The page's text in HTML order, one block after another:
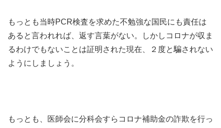
もっとも当時PCR検査を求めた不勉強な国民にも責任は
あると言われれば、返す言葉がない。しかしコロナが収ま
るわけでもないことは証明された現在、２度と騙されない
ようにしましょう。
もっとも、医師会に分科会すらコロナ補助金の詐欺を行っ